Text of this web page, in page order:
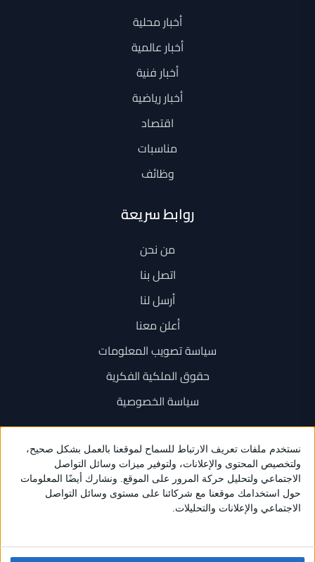
أخبار محلية
أخبار عالمية
أخبار فنية
أخبار رياضية
اقتصاد
مناسبات
وظائف
روابط سريعة
من نحن
اتصل بنا
أرسل لنا
أعلن معنا
سياسة تصويب المعلومات
حقوق الملكية الفكرية
سياسة الخصوصية
اتصل بنا
+962 6 534 1777
+962 79 202 7000